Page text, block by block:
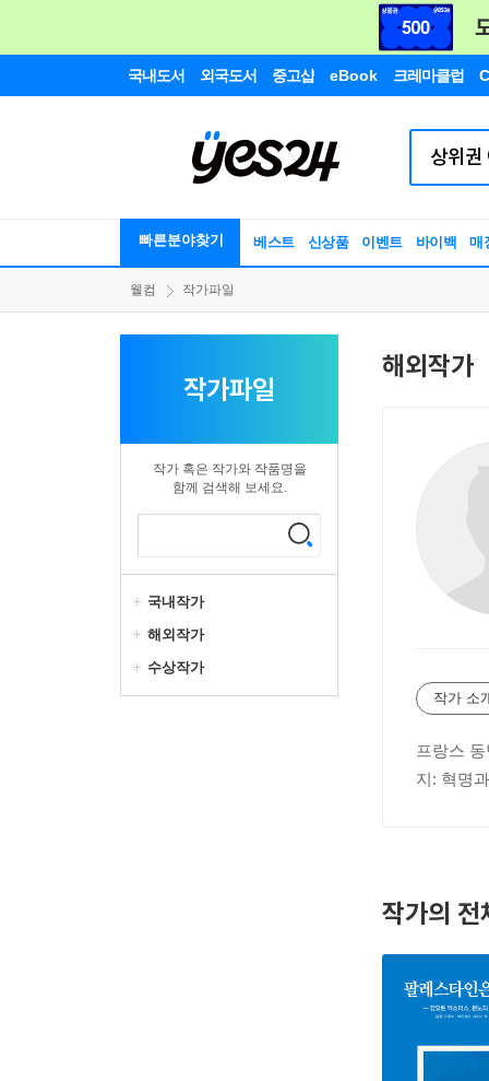
국내도서 외국도서 중고샵 eBook 크레마클럽
빠른분야찾기 베스트 신상품 이벤트 바이백 매
웰컴 작가파일
작가파일
작가 혹은 작가와 작품명을
함께 검색해 보세요.
국내작가
해외작가
수상작가
해외작가
작가 소
프랑스
지: 혁명
작가의 전